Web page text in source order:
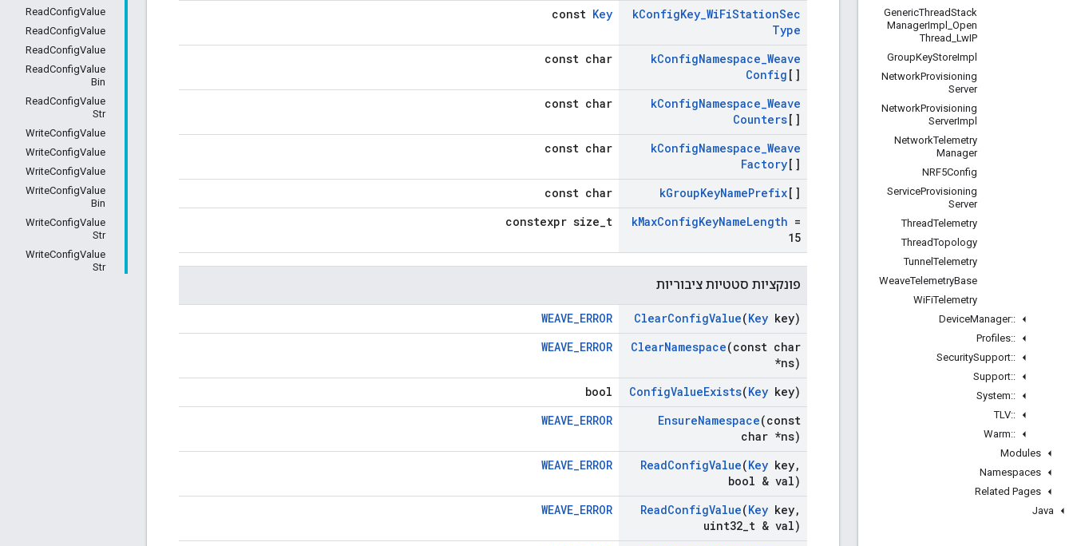
GenericThreadStack
ManagerImpl
Open
Thread LwIP
GroupKeyStoreImpl
NetworkProvisioning
Server
NetworkProvisioning
ServerImpl
NetworkTelemetry
Manager
NRF5Config
ServiceProvisioning
Server
ThreadTelemetry
ThreadTopology
TunnelTelemetry
WeaveTelemetryBase
WiFiTelemetry
::
DeviceManager
::
Profiles
::
SecuritySupport
::
Support
::
System
::
TLV
::
Warm
Modules
Namespaces
Related Pages
Java
ReadConfigValue
ReadConfigValue
ReadConfigValue
ReadConfigValue
Bin
ReadConfigValue
Str
WriteConfigValue
WriteConfigValue
WriteConfigValue
WriteConfigValue
Bin
WriteConfigValue
Str
WriteConfigValue
Str
kConfigKey_WiFiStationSec
Type
const Key
kConfigNamespace_Weave
Config []
const char
kConfigNamespace_Weave
Counters[]
const char
kConfigNamespace_Weave
Factory[]
const char
kGroupKeyNamePrefix[]
const char
kMaxConfigKeyNameLength =
15
constexpr size_t
פונקציות סטטיות ציבוריות
ClearConfigValue(Key key)
WEAVE_ERROR
ClearNamespace(const char
*ns)
WEAVE_ERROR
ConfigValueExists(Key key)
bool
EnsureNamespace(const
char *ns)
WEAVE_ERROR
ReadConfigValue(Key key,
bool & val)
WEAVE_ERROR
ReadConfigValue(Key key,
uint32 t & val)
WEAVE_ERROR